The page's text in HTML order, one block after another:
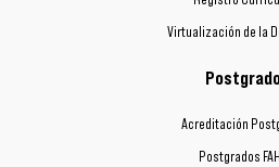
Virtualización de la
Acreditación
Postgrados